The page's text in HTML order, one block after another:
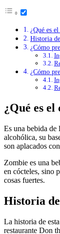
¿Qué es
Historia
¿Cómo
¿Cómo
¿Qué es
Es una bebida de
alcohólica, su
son aplacados
Zombie es una
en cócteles, sino
cosas fuertes.
Historia
La historia de
restaurante Don